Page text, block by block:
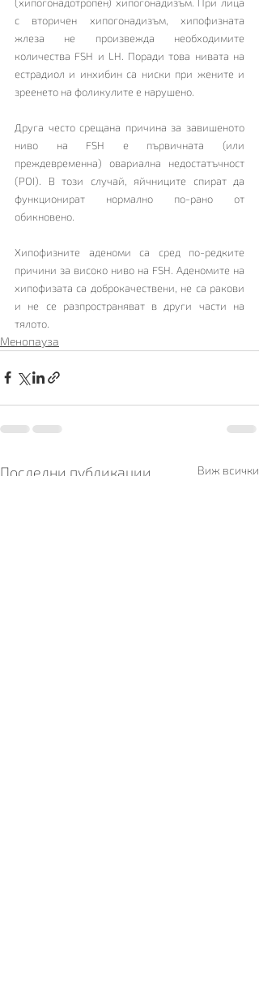
с вторичен хипогонадизъм, хипофизната
жлеза не произвежда необходимите
количества FSH и LH. Поради това нивата на
естрадиол и инхибин са ниски при жените и
зреенето на фоликулите е нарушено.
Друга често срещана причина за завишеното
ниво на FSH е първичната (или
преждевременна) овариална недостатъчност
(POI). В този случай, яйчниците спират да
функционират нормално по-рано от
обикновено.
Хипофизните аденоми са сред по-редките
причини за високо ниво на FSH. Аденомите на
хипофизата са доброкачествени, не са ракови
и не се разпространяват в други части на
тялото.
Менопауза
Последни публикации Виж всички